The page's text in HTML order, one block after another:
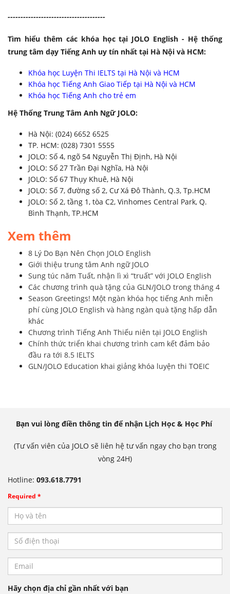
--------------------------------------
Tìm hiểu thêm các khóa học tại JOLO English - Hệ thống
trung tâm dạy Tiếng Anh uy tín nhất tại Hà Nội và HCM:
Khóa học Luyện Thi IELTS tại Hà Nội và HCM
Khóa học Tiếng Anh Giao Tiếp tại Hà Nội và HCM
Khóa học Tiếng Anh cho trẻ em
Hệ Thống Trung Tâm Anh Ngữ JOLO:
Hà Nội: (024) 6652 6525
TP. HCM: (028) 7301 5555
JOLO: Số 4, ngõ 54 Nguyễn Thị Định, Hà Nội
JOLO: Số 27 Trần Đại Nghĩa, Hà Nội
JOLO: Số 67 Thụy Khuê, Hà Nội
JOLO: Số 7, đường số 2, Cư Xá Đô Thành, Q.3, Tp.HCM
JOLO: Số 2, tầng 1, tòa C2, Vinhomes Central Park, Q.
Bình Thạnh, TP.HCM
Xem thêm
8 Lý Do Bạn Nên Chọn JOLO English
Giới thiệu trung tâm Anh ngữ JOLO
Sung túc năm Tuất, nhận lì xì “truất” với JOLO English
Các chương trình quà tặng của GLN/JOLO trong tháng 4
Season Greetings! Một ngàn khóa học tiếng Anh miễn
phí cùng JOLO English và hàng ngàn quà tặng hấp dẫn
khác
Chương trình Tiếng Anh Thiếu niên tại JOLO English
Chính thức triển khai chương trình cam kết đảm bảo
đầu ra tới 8.5 IELTS
GLN/JOLO Education khai giảng khóa luyện thi TOEIC
Bạn vui lòng điền thông tin để nhận Lịch Học & Học Phí
(Tư vấn viên của JOLO sẽ liên hệ tư vấn ngay cho bạn trong
vòng 24H)
Hotline: 093.618.7791
Required *
Hãy chọn địa chỉ gần nhất với bạn